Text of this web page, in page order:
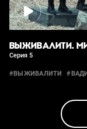
ВЫЖИВАЛИТИ.
Серия 5
#ВЫЖИВАЛИТИ